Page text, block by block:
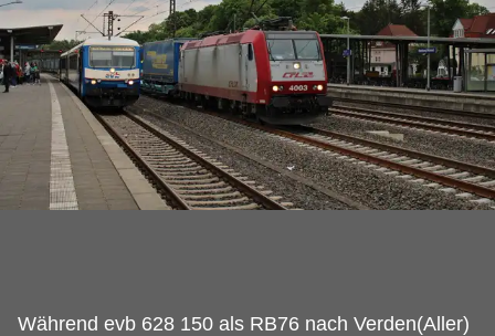
Während evb 628 150 als RB76 nach Verden(Aller)